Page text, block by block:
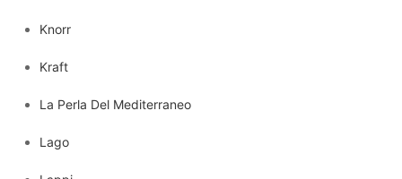
Knorr
Kraft
La Perla Del Mediterraneo
Lago